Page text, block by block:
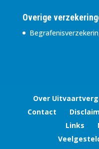
Overige
Over
Contact
Links